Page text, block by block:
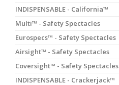
INDISPENSABLE - California™
Multi™ - Safety Spectacles
Eurospecs™ - Safety Spectacles
Airsight™ - Safety Spectacles
Coversight™ - Safety Spectacles
INDISPENSABLE - Crackerjack™